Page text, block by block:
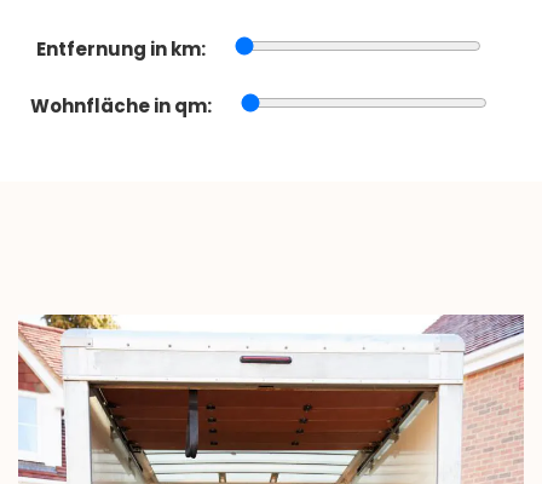
Entfernung in km:
Wohnfläche in qm: